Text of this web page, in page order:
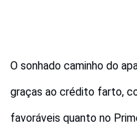
O sonhado caminho do
graças ao crédito farto,
favoráveis quanto no